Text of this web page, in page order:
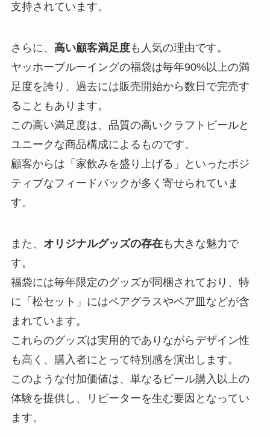
支持されています。
さらに、 高い顧客満足度も人気の理由です。
ヤッホーブルーイングの福袋は毎年90%以上の満
足度を誇り、過去には販売開始から数日で完売す
ることもあります。
この高い満足度は、品質の高いクラフトビールと
ユニークな商品構成によるものです。
顧客からは「家飲みを盛り上げる」といったポジ
ティブなフィードバックが多く寄せられていま
す。
また、 オリジナルグッズの存在も大きな魅力で
す。
福袋には毎年限定のグッズが同梱されており、特
に「松セット」にはペアグラスやペア皿などが含
まれています。
これらのグッズは実用的でありながらデザイン性
も高く、購入者にとって特別感を演出します。
このような付加価値は、単なるビール購入以上の
体験を提供し、リピーターを生む要因となってい
ます。